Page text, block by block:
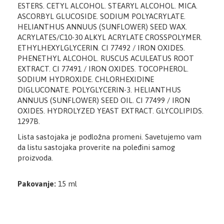
ESTERS. CETYL ALCOHOL. STEARYL ALCOHOL. MICA.
ASCORBYL GLUCOSIDE. SODIUM POLYACRYLATE.
HELIANTHUS ANNUUS (SUNFLOWER) SEED WAX.
ACRYLATES/C10-30 ALKYL ACRYLATE CROSSPOLYMER.
ETHYLHEXYLGLYCERIN. CI 77492 / IRON OXIDES.
PHENETHYL ALCOHOL. RUSCUS ACULEATUS ROOT
EXTRACT. CI 77491 / IRON OXIDES. TOCOPHEROL.
SODIUM HYDROXIDE. CHLORHEXIDINE
DIGLUCONATE. POLYGLYCERIN-3. HELIANTHUS
ANNUUS (SUNFLOWER) SEED OIL. CI 77499 / IRON
OXIDES. HYDROLYZED YEAST EXTRACT. GLYCOLIPIDS.
1297B.
Lista sastojaka je podložna promeni. Savetujemo vam
da listu sastojaka proverite na poleđini samog
proizvoda.
Pakovanje: 15 ml